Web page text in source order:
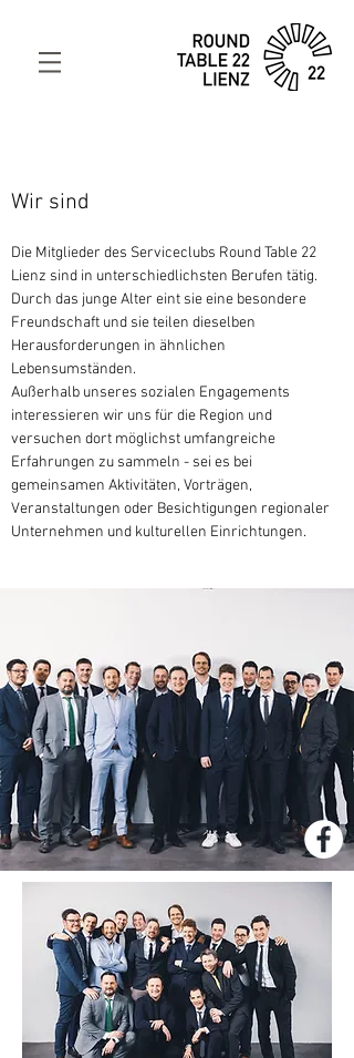
Wir sind
Die Mitglieder des Serviceclubs Round Table 22
Lienz sind in unterschiedlichsten Berufen tätig.
Durch das junge Alter eint sie eine besondere
Freundschaft und sie teilen dieselben
Herausforderungen in ähnlichen
Lebensumständen.
Außerhalb unseres sozialen Engagements
interessieren wir uns für die Region und
versuchen dort möglichst umfangreiche
Erfahrungen zu sammeln - sei es bei
gemeinsamen Aktivitäten, Vorträgen,
Veranstaltungen oder Besichtigungen regionaler
Unternehmen und kulturellen Einrichtungen.